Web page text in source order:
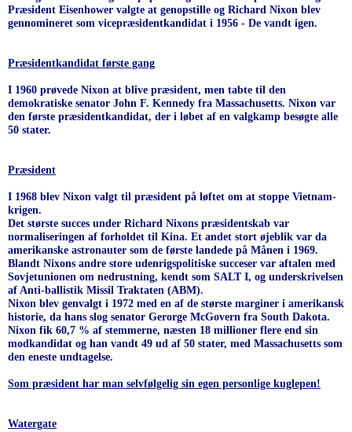
Præsident Eisenhower valgte at genopstille og Richard Nixon blev
gennomineret som vicepræsidentkandidat i 1956 - De vandt igen.
Præsidentkandidat første gang
I 1960 prøvede Nixon at blive præsident, men tabte til den
demokratiske senator John F. Kennedy fra Massachusetts. Nixon var
den første præsidentkandidat, der i løbet af en valgkamp besøgte alle
50 stater.
Præsident
I 1968 blev Nixon valgt til præsident på løftet om at stoppe Vietnam-
krigen.
Det største succes under Richard Nixons præsidentskab var
normaliseringen af forholdet til Kina. Et andet stort øjeblik var da
amerikanske astronauter som de første landede på Månen i 1969.
Blandt Nixons andre store udenrigspolitiske succeser var aftalen med
Sovjetunionen om nedrustning, kendt som SALT I, og underskrivelsen
af Anti-ballistik Missil Traktaten (ABM).
Nixon blev genvalgt i 1972 med en af de største marginer i amerikansk
historie, da hans slog senator Gerorge McGovern fra South Dakota.
Nixon fik 60,7 % af stemmerne, næsten 18 millioner flere end sin
modkandidat og han vandt 49 ud af 50 stater, med Massachusetts som
den eneste undtagelse.
Som præsident har man selvfølgelig sin egen personlige kuglepen!
Watergate